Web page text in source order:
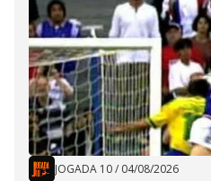
JOGADA 10/ 04/08/2026